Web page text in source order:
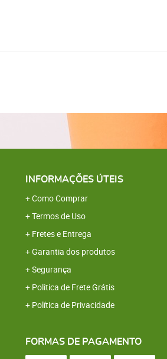
INFORMAÇÕES ÚTEIS
Como Comprar
Termos de Uso
Fretes e Entrega
Garantia dos produtos
Segurança
Politica de Frete Grátis
Política de Privacidade
FORMAS DE PAGAMENTO